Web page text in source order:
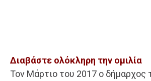
Διαβάστε ολόκληρη την ομιλία
Τον Μάρτιο του 2017 ο δήμαρχος